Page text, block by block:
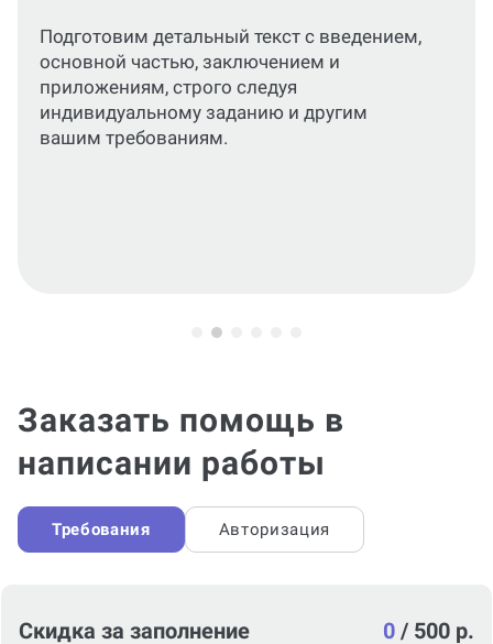
По вашему запросу подготовим дневник и
характеристику, отражающие результаты
прохождения практики.
Заказать помощь в
написании работы
Требования Авторизация
Скидка за заполнение 0 / 500 р.